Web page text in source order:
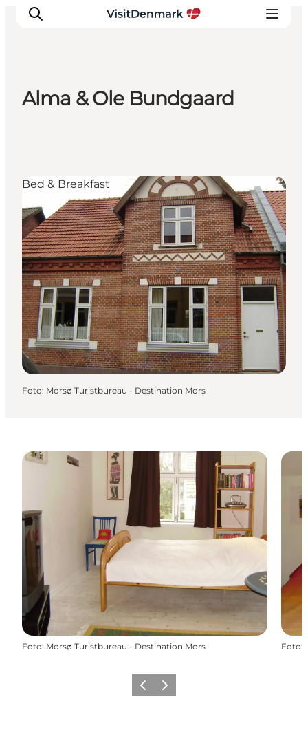
Pianifica il viaggio
Alma & Ole Bundgaard
Bed & Breakfast
Foto: Morsø Turistbureau - Destination Mors
Foto: Morsø Turistbureau - Destination Mors Foto:
Precedente
Avanti